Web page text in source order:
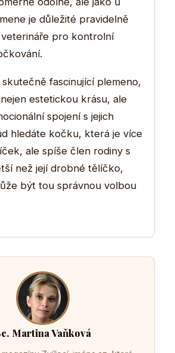
je důležité pravidelně
pro kontrolní
skutečně fascinující plemeno,
estetickou krásu, ale
spojení s jejich
hledáte kočku, která je více
ale spíše člen rodiny s
než její drobné tělíčko,
být tou správnou volbou
Martina Vaňková